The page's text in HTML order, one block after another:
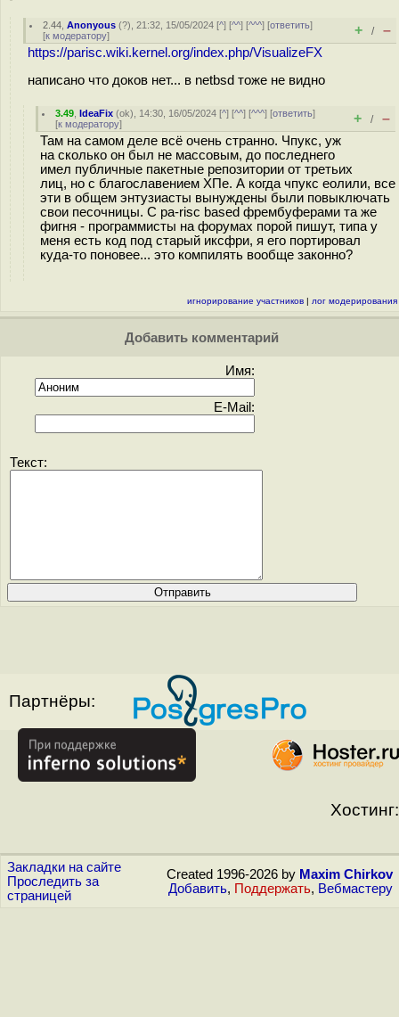
2.44 ,Anonyous (?), 21:32, 15/05/2024 [^] [^^] [^^^] [ответить]
[к модератору] + / –
https://parisc.wiki.kernel.org/index.php/VisualizeFX
написано что доков нет... в netbsd тоже не видно
3.49 ,IdeaFix (ok), 14:30, 16/05/2024 [^] [^^] [^^^] [ответить]
[к модератору] + / –
Там на самом деле всё очень странно. Чпукс, уж
на сколько он был не массовым, до последнего
имел публичные пакетные репозитории от третьих
лиц, но с благославением ХПе. А когда чпукс еолили, все
эти в общем энтузиасты вынуждены были повыключать
свои песочницы. С pa-risc based фрембуферами та же
фигня - программисты на форумах порой пишут, типа у
меня есть код под старый иксфри, я его портировал
куда-то поновее... это компилять вообще законно?
игнорирование участников | лог модерирования
Добавить комментарий
Имя:
E-Mail:
Текст:
Партнёры:
Хостинг:
Закладки на сайте
Проследить за
страницей
Created 1996-2026 by Maxim Chirkov
Добавить, Поддержать, Вебмастеру